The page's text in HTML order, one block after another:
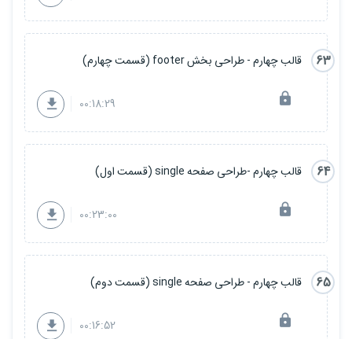
63 قالب چهارم - طراحی بخش footer (قسمت چهارم)
00:18:29
64 قالب چهارم -طراحی صفحه single (قسمت اول)
00:23:00
65 قالب چهارم - طراحی صفحه single (قسمت دوم)
00:16:52